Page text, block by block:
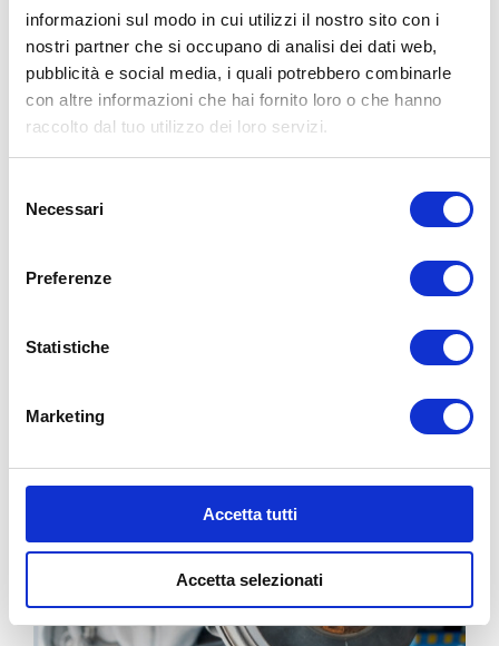
informazioni sul modo in cui utilizzi il nostro sito con i
nostri partner che si occupano di analisi dei dati web,
pubblicità e social media, i quali potrebbero combinarle
con altre informazioni che hai fornito loro o che hanno
raccolto dal tuo utilizzo dei loro servizi.
delNecessari
Preferenze
Statistiche
Marketing
Accetta tutti
Accetta selezionati
Uno dei motivi principali per cui il
freno a
discoha soppiantato il tamburo è la sua
capacità di raffreddamento.
Essendo all’aperto il disco riesce a dissipare
il calore generato in modo molto più rapido.
Inoltre, la sua potenza frenante è maggiore,
brusca e improvvisa.
mantenere e meno duraturi. La loro
manutenzione e pulizia è fondamentale al
fine di mantenerli sempre efficienti.